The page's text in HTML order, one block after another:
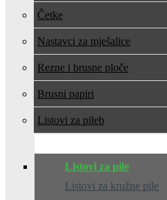
Četke
Nastavci za mješalice
Rezne i brusne ploče
Brusni papiri
Listovi za pile
Listovi za pile
Listovi za kružne pile